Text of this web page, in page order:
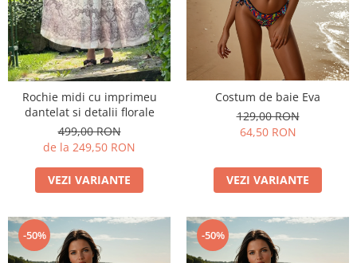
Rochie midi cu imprimeu
dantelat si detalii florale
499,00 RON
de la 249,50 RON
VEZI VARIANTE
Costum de baie Eva
129,00 RON
64,50 RON
VEZI VARIANTE
-50% -50%